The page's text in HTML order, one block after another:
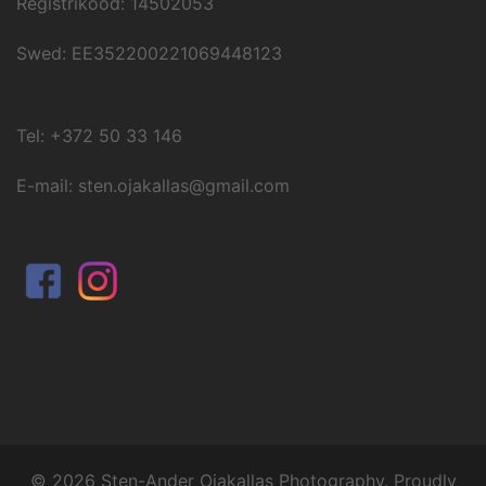
Swed: EE352200221069448123
Tel: +372 50 33 146
E-mail: sten.ojakallas@gmail.com
© 2026 Sten-Ander Ojakallas Photography. Proudly